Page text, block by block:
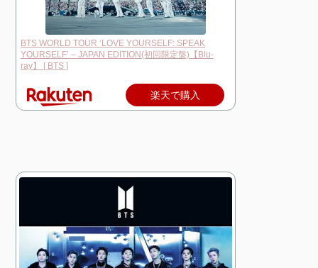
BTS WORLD TOUR ‘LOVE YOURSELF: SPEAK
YOURSELF’ – JAPAN EDITION(初回限定盤)【Blu-
ray】 [ BTS ]
楽天で購入